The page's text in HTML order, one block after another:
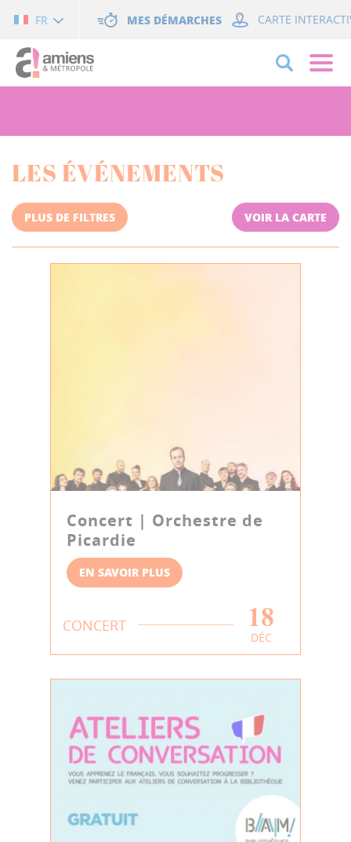
FR MES DÉMARCHES CARTE
LES ÉVÉNEMENTS
PLUS DE FILTRES VOIR LA CARTE
Concert | Orchestre de
Picardie
EN SAVOIR PLUS
CONCERT 18
DÉC